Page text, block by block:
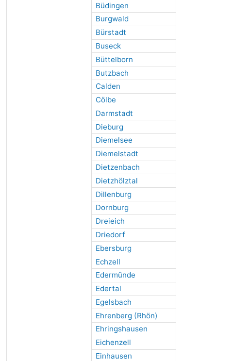
Büdingen
Burgwald
Bürstadt
Buseck
Büttelborn
Butzbach
Calden
Cölbe
Darmstadt
Dieburg
Diemelsee
Diemelstadt
Dietzenbach
Dietzhölztal
Dillenburg
Dornburg
Dreieich
Driedorf
Ebersburg
Echzell
Edermünde
Edertal
Egelsbach
Ehrenberg (Rhön)
Ehringshausen
Eichenzell
Einhausen